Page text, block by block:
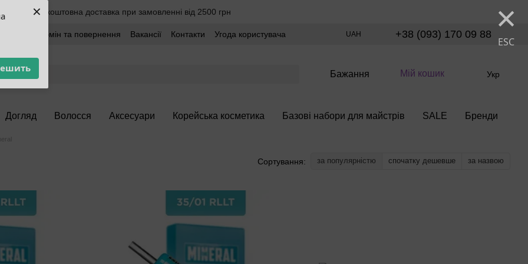
× ×
ESC
Безкоштовна доставка при замовленні від 2500 грн
Обмін та повернення Вакансії Контакти
Угода користувача
UAH +38 (093) 170 09 88
Бажання Мій кошик Укр
Догляд Волосся Аксесуари Корейська косметика Базові набори для майстрів SALE Бренди
Сортування: за популярністю спочатку дешевше за назвою